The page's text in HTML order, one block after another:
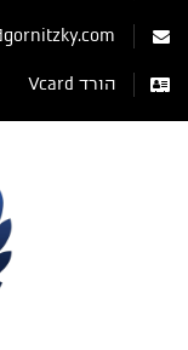
הורד Vcard